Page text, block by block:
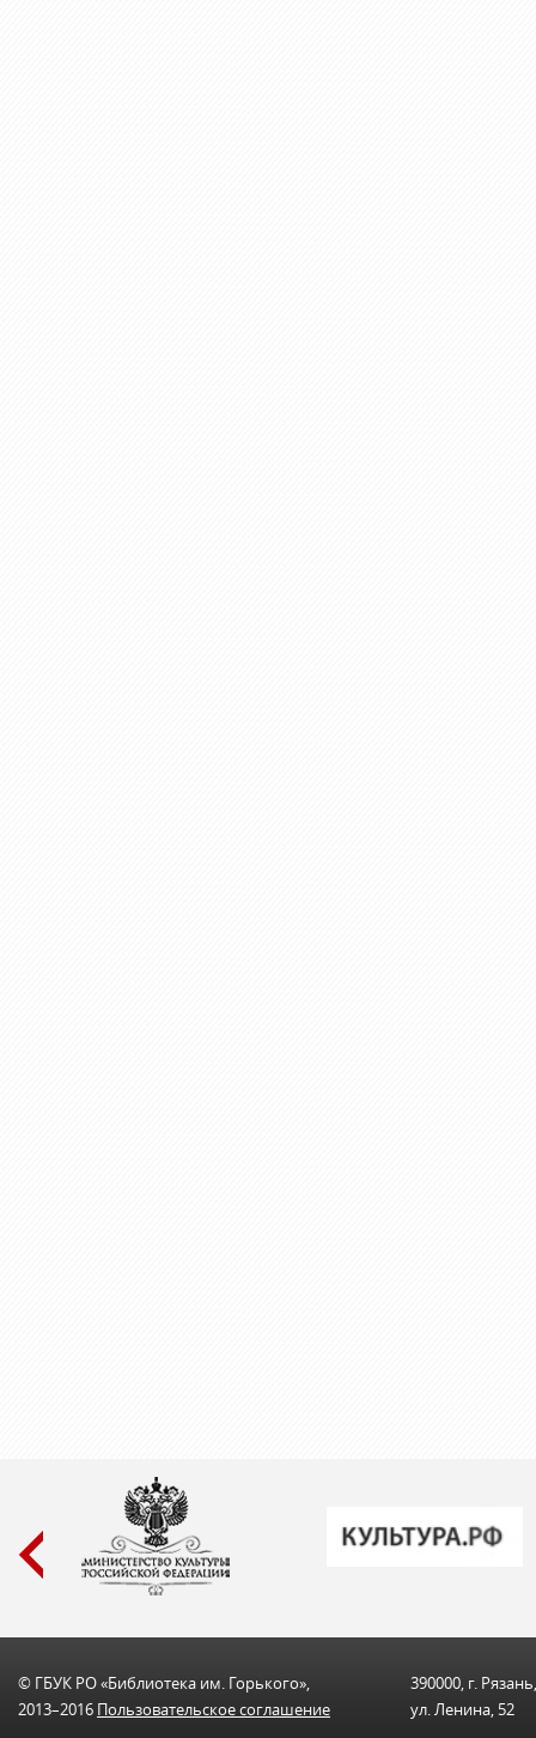
© ГБУК РО «Библиотека им. Горького»,
2013–2016 Пользовательскоe соглашениe
390000, г. Рязань,
ул. Ленина, 52